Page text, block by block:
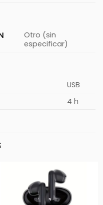
Otro (sin
especificar)
USB
4 h